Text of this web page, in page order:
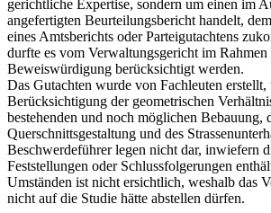
gerichtliche Expertise, sondern um einen im
angefertigten Beurteilungsbericht handelt,
eines Amtsberichts oder Parteigutachtens
durfte es vom Verwaltungsgericht im Rahmen
Beweiswürdigung berücksichtigt werden.
Das Gutachten wurde von Fachleuten erstellt,
Berücksichtigung der geometrischen
bestehenden und noch möglichen Bebauung,
Querschnittsgestaltung und des
Beschwerdeführer legen nicht dar, inwiefern
Feststellungen oder Schlussfolgerungen
Umständen ist nicht ersichtlich, weshalb das
nicht auf die Studie hätte abstellen dürfen.